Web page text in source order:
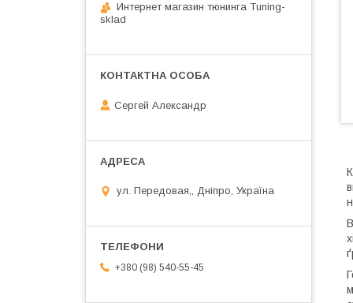
Интернет магазин тюнинга Tuning-
sklad
Сергей Александр
ул. Передовая,, Дніпро, Україна
+380 (98) 540-55-45